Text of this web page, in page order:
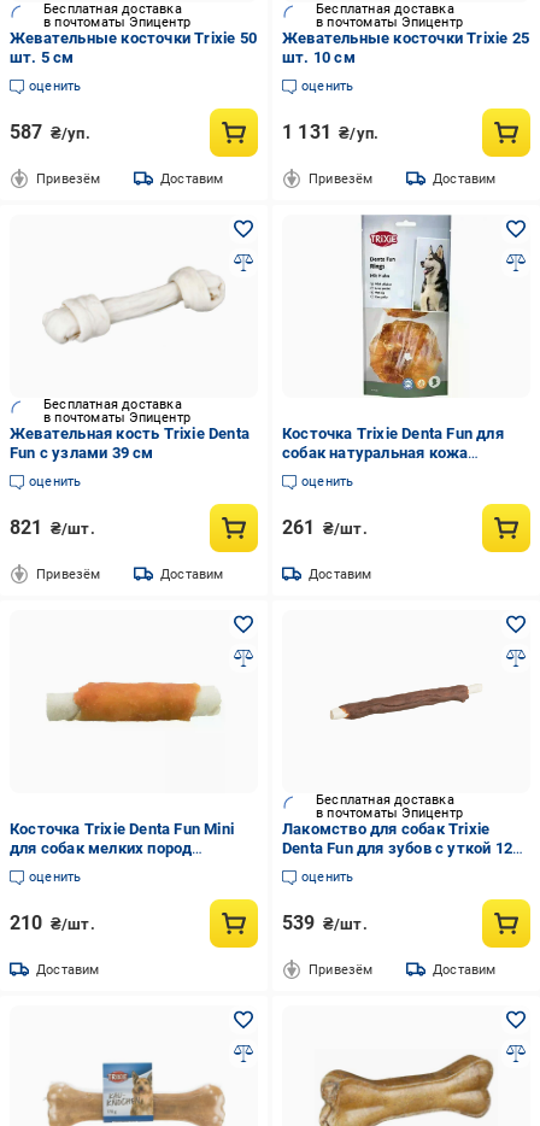
Бесплатная доставка
в почтоматы Эпицентр
Жевательные косточки Trixie 50
шт. 5 см
оценить
587 ₴/уп.
Привезём Доставим
Бесплатная доставка
в почтоматы Эпицентр
Жевательные косточки Trixie 25
шт. 10 см
оценить
1 131 ₴/уп.
Привезём Доставим
Бесплатная доставка
в почтоматы Эпицентр
Жевательная кость Trixie Denta
Fun с узлами 39 см
оценить
821 ₴/шт.
Привезём Доставим
Косточка Trixie Denta Fun для
собак натуральная кожа
жевательная косточка для
чистки зубов 220 г 25 см
оценить
261 ₴/шт.
Доставим
Косточка Trixie Denta Fun Mini
для собак мелких пород
натуральная кожа жевательное
лакомство для чистки зубов 120
оценить
210 ₴/шт.
Доставим
Бесплатная доставка
в почтоматы Эпицентр
Лакомство для собак Trixie
Denta Fun для зубов с уткой 12
см/240 г 30 шт. (31395)
оценить
539 ₴/шт.
Привезём Доставим